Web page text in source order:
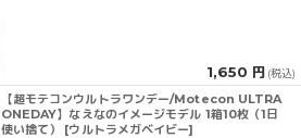
1,650 円 (税込)
【超モテコンウルトラワンデー/Motecon ULTRA
ONEDAY】なえなのイメージモデル 1箱10枚（1日
使い捨て） [ウルトラメガベイビー]